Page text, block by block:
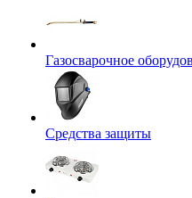
Газосварочное
Средства защиты